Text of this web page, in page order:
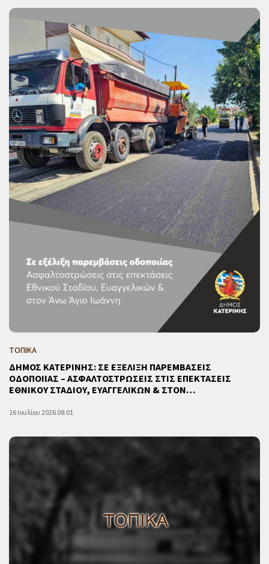
ΤΟΠΙΚΑ
ΔΗΜΟΣ ΚΑΤΕΡΙΝΗΣ: ΣΕ ΕΞΕΛΙΞΗ ΠΑΡΕΜΒΑΣΕΙΣ
ΟΔΟΠΟΙΙΑΣ – ΑΣΦΑΛΤΟΣΤΡΩΣΕΙΣ ΣΤΙΣ ΕΠΕΚΤΑΣΕΙΣ
ΕΘΝΙΚΟΥ ΣΤΑΔΙΟΥ, ΕΥΑΓΓΕΛΙΚΩΝ & ΣΤΟΝ…
16 Ιουλίου 2026 08:01